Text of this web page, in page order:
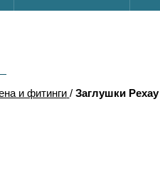
и фитинги / Заглушки Рехау